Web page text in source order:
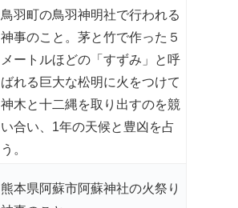
鳥羽町の鳥羽神明社で行われる
神事のこと。茅と竹で作った５
メートルほどの「すずみ」と呼
ばれる巨大な松明に火をつけて
神木と十二縄を取り出すのを競
い合い、1年の天候と豊凶を占
う。
熊本県阿蘇市阿蘇神社の火祭り